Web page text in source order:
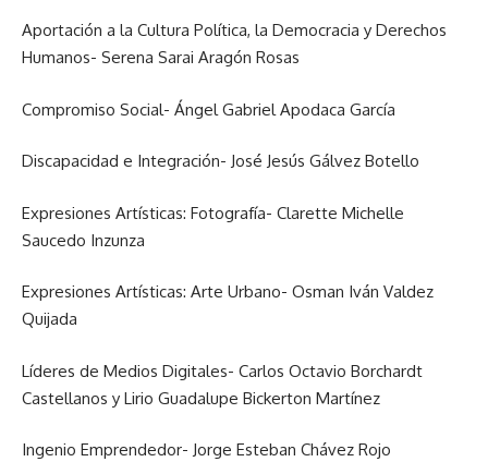
Aportación a la Cultura Política, la Democracia y Derechos
Humanos- Serena Sarai Aragón Rosas
Compromiso Social- Ángel Gabriel Apodaca García
Discapacidad e Integración- José Jesús Gálvez Botello
Expresiones Artísticas: Fotografía- Clarette Michelle
Saucedo Inzunza
Expresiones Artísticas: Arte Urbano- Osman Iván Valdez
Quijada
Líderes de Medios Digitales- Carlos Octavio Borchardt
Castellanos y Lirio Guadalupe Bickerton Martínez
Ingenio Emprendedor- Jorge Esteban Chávez Rojo